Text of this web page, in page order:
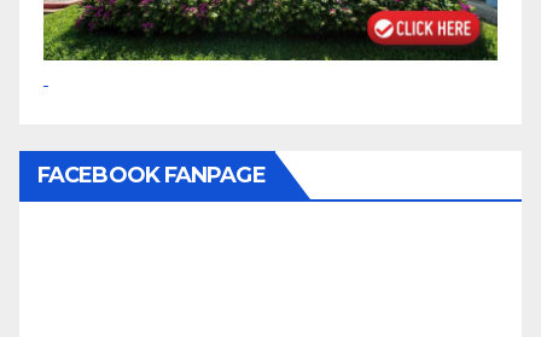
FACEBOOK FANPAGE